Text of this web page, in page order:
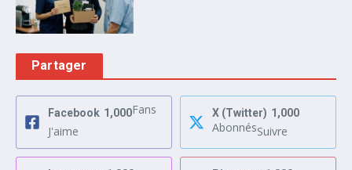
Partager
Facebook 1,000Fans
J'aime
X (Twitter) 1,000
AbonnésSuivre